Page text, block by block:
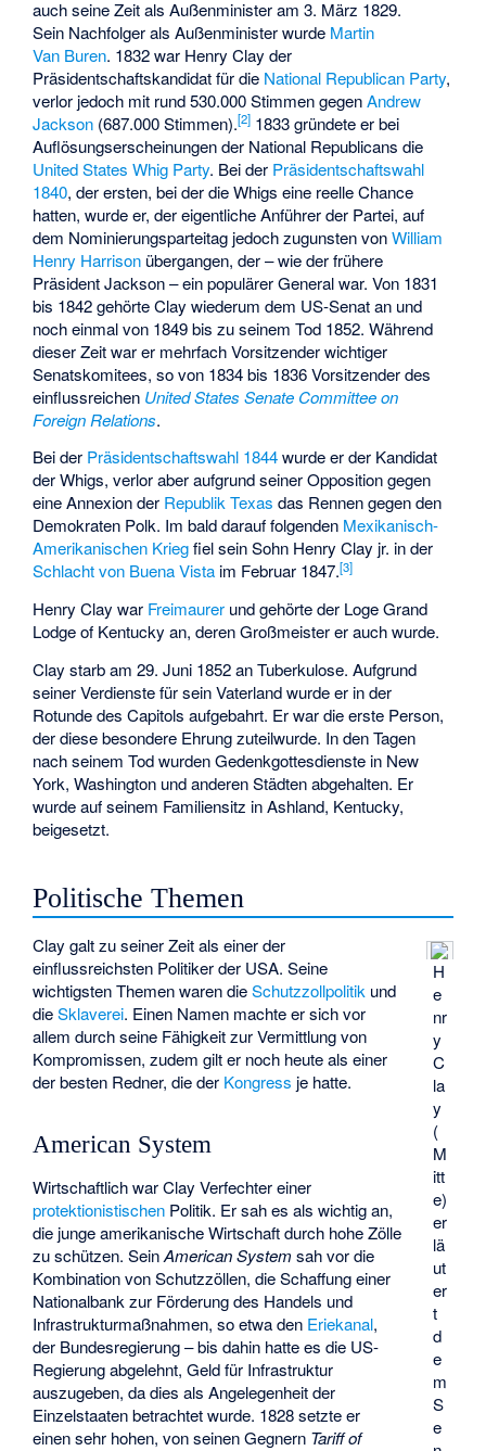
auch seine Zeit als Außenminister am 3. März 1829.
Sein Nachfolger als Außenminister wurde Martin
Van Buren. 1832 war Henry Clay der
Präsidentschaftskandidat für die National Republican Party,
verlor jedoch mit rund 530.000 Stimmen gegenAndrew
Jackson (687.000 Stimmen).[2] 1833 gründete er bei
Auflösungserscheinungen der National Republicans die
United States Whig Party. Bei der Präsidentschaftswahl
1840, der ersten, bei der die Whigs eine reelle Chance
hatten, wurde er, der eigentliche Anführer der Partei, auf
dem Nominierungsparteitag jedoch zugunsten vonWilliam
Henry Harrison übergangen, der – wie der frühere
Präsident Jackson – ein populärer General war. Von 1831
bis 1842 gehörte Clay wiederum dem US-Senat an und
noch einmal von 1849 bis zu seinem Tod 1852. Während
dieser Zeit war er mehrfach Vorsitzender wichtiger
Senatskomitees, so von 1834 bis 1836 Vorsitzender des
einflussreichen United States Senate Committee on
Foreign Relations.
Bei der Präsidentschaftswahl 1844wurde er der Kandidat
der Whigs, verlor aber aufgrund seiner Opposition gegen
eine Annexion der Republik Texas das Rennen gegen den
Demokraten Polk. Im bald darauf folgenden Mexikanisch-
Amerikanischen Kriegfiel sein Sohn Henry Clay jr. in der
Schlacht von Buena Vista im Februar 1847.[3]
Henry Clay war Freimaurer und gehörte der Loge Grand
Lodge of Kentucky an, deren Großmeister er auch wurde.
Clay starb am 29. Juni 1852 an Tuberkulose. Aufgrund
seiner Verdienste für sein Vaterland wurde er in der
Rotunde des Capitols aufgebahrt. Er war die erste Person,
der diese besondere Ehrung zuteilwurde. In den Tagen
nach seinem Tod wurden Gedenkgottesdienste in New
York, Washington und anderen Städten abgehalten. Er
wurde auf seinem Familiensitz in Ashland, Kentucky,
beigesetzt.
Politische Themen
H
e
nr
y
C
la
y
(
M
itt
e)
er
lä
ut
er
t
d
e
m
S
e
Clay galt zu seiner Zeit als einer der
einflussreichsten Politiker der USA. Seine
wichtigsten Themen waren dieSchutzzollpolitik und
dieSklaverei. Einen Namen machte er sich vor
allem durch seine Fähigkeit zur Vermittlung von
Kompromissen, zudem gilt er noch heute als einer
der besten Redner, die der Kongress je hatte.
American System
Wirtschaftlich war Clay Verfechter einer
protektionistischen Politik. Er sah es als wichtig an,
die junge amerikanische Wirtschaft durch hohe Zölle
zu schützen. SeinAmerican System sah vor die
Kombination von Schutzzöllen, die Schaffung einer
Nationalbank zur Förderung des Handels und
Infrastrukturmaßnahmen, so etwa den Eriekanal,
der Bundesregierung – bis dahin hatte es die US-
Regierung abgelehnt, Geld für Infrastruktur
auszugeben, da dies als Angelegenheit der
Einzelstaaten betrachtet wurde. 1828 setzte er
einen sehr hohen, von seinen Gegnern Tariff of